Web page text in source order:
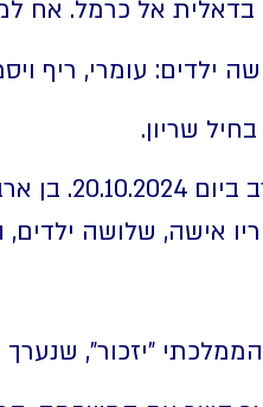
ילדים: עומרי, ריף
אלוף משנה
אישה, שלושה
"יזכור", שנערך